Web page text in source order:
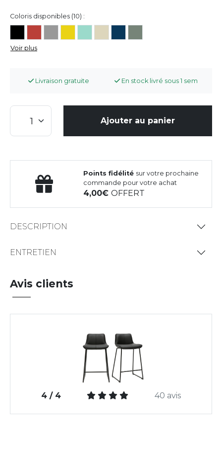
Coloris disponibles (10) :
Voir plus
Livraison gratuite En stock livré sous 1 sem
Ajouter au panier
Points fidélité sur votre prochaine
commande pour votre achat
4,00OFFERT
DESCRIPTION
ENTRETIEN
Avis clients
4 / 4 40 avis